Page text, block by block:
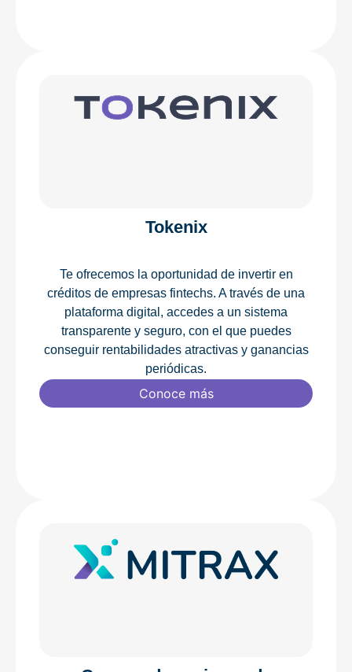
Tokenix
Te ofrecemos la oportunidad de invertir en
créditos de empresas fintechs. A través de una
plataforma digital, accedes a un sistema
transparente y seguro, con el que puedes
conseguir rentabilidades atractivas y ganancias
periódicas.
Conoce más